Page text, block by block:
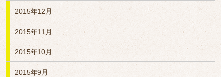
2015年12月
2015年11月
2015年10月
2015年9月